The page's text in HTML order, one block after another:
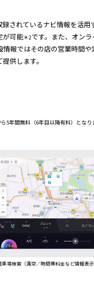
されているナビ情報を活用
が可能＊2です。また、オン
報ではその店の営業時間や
供します。
5年間無料（6年目以降有料）とな
車場検索（満空／時間帯料金など情報表示